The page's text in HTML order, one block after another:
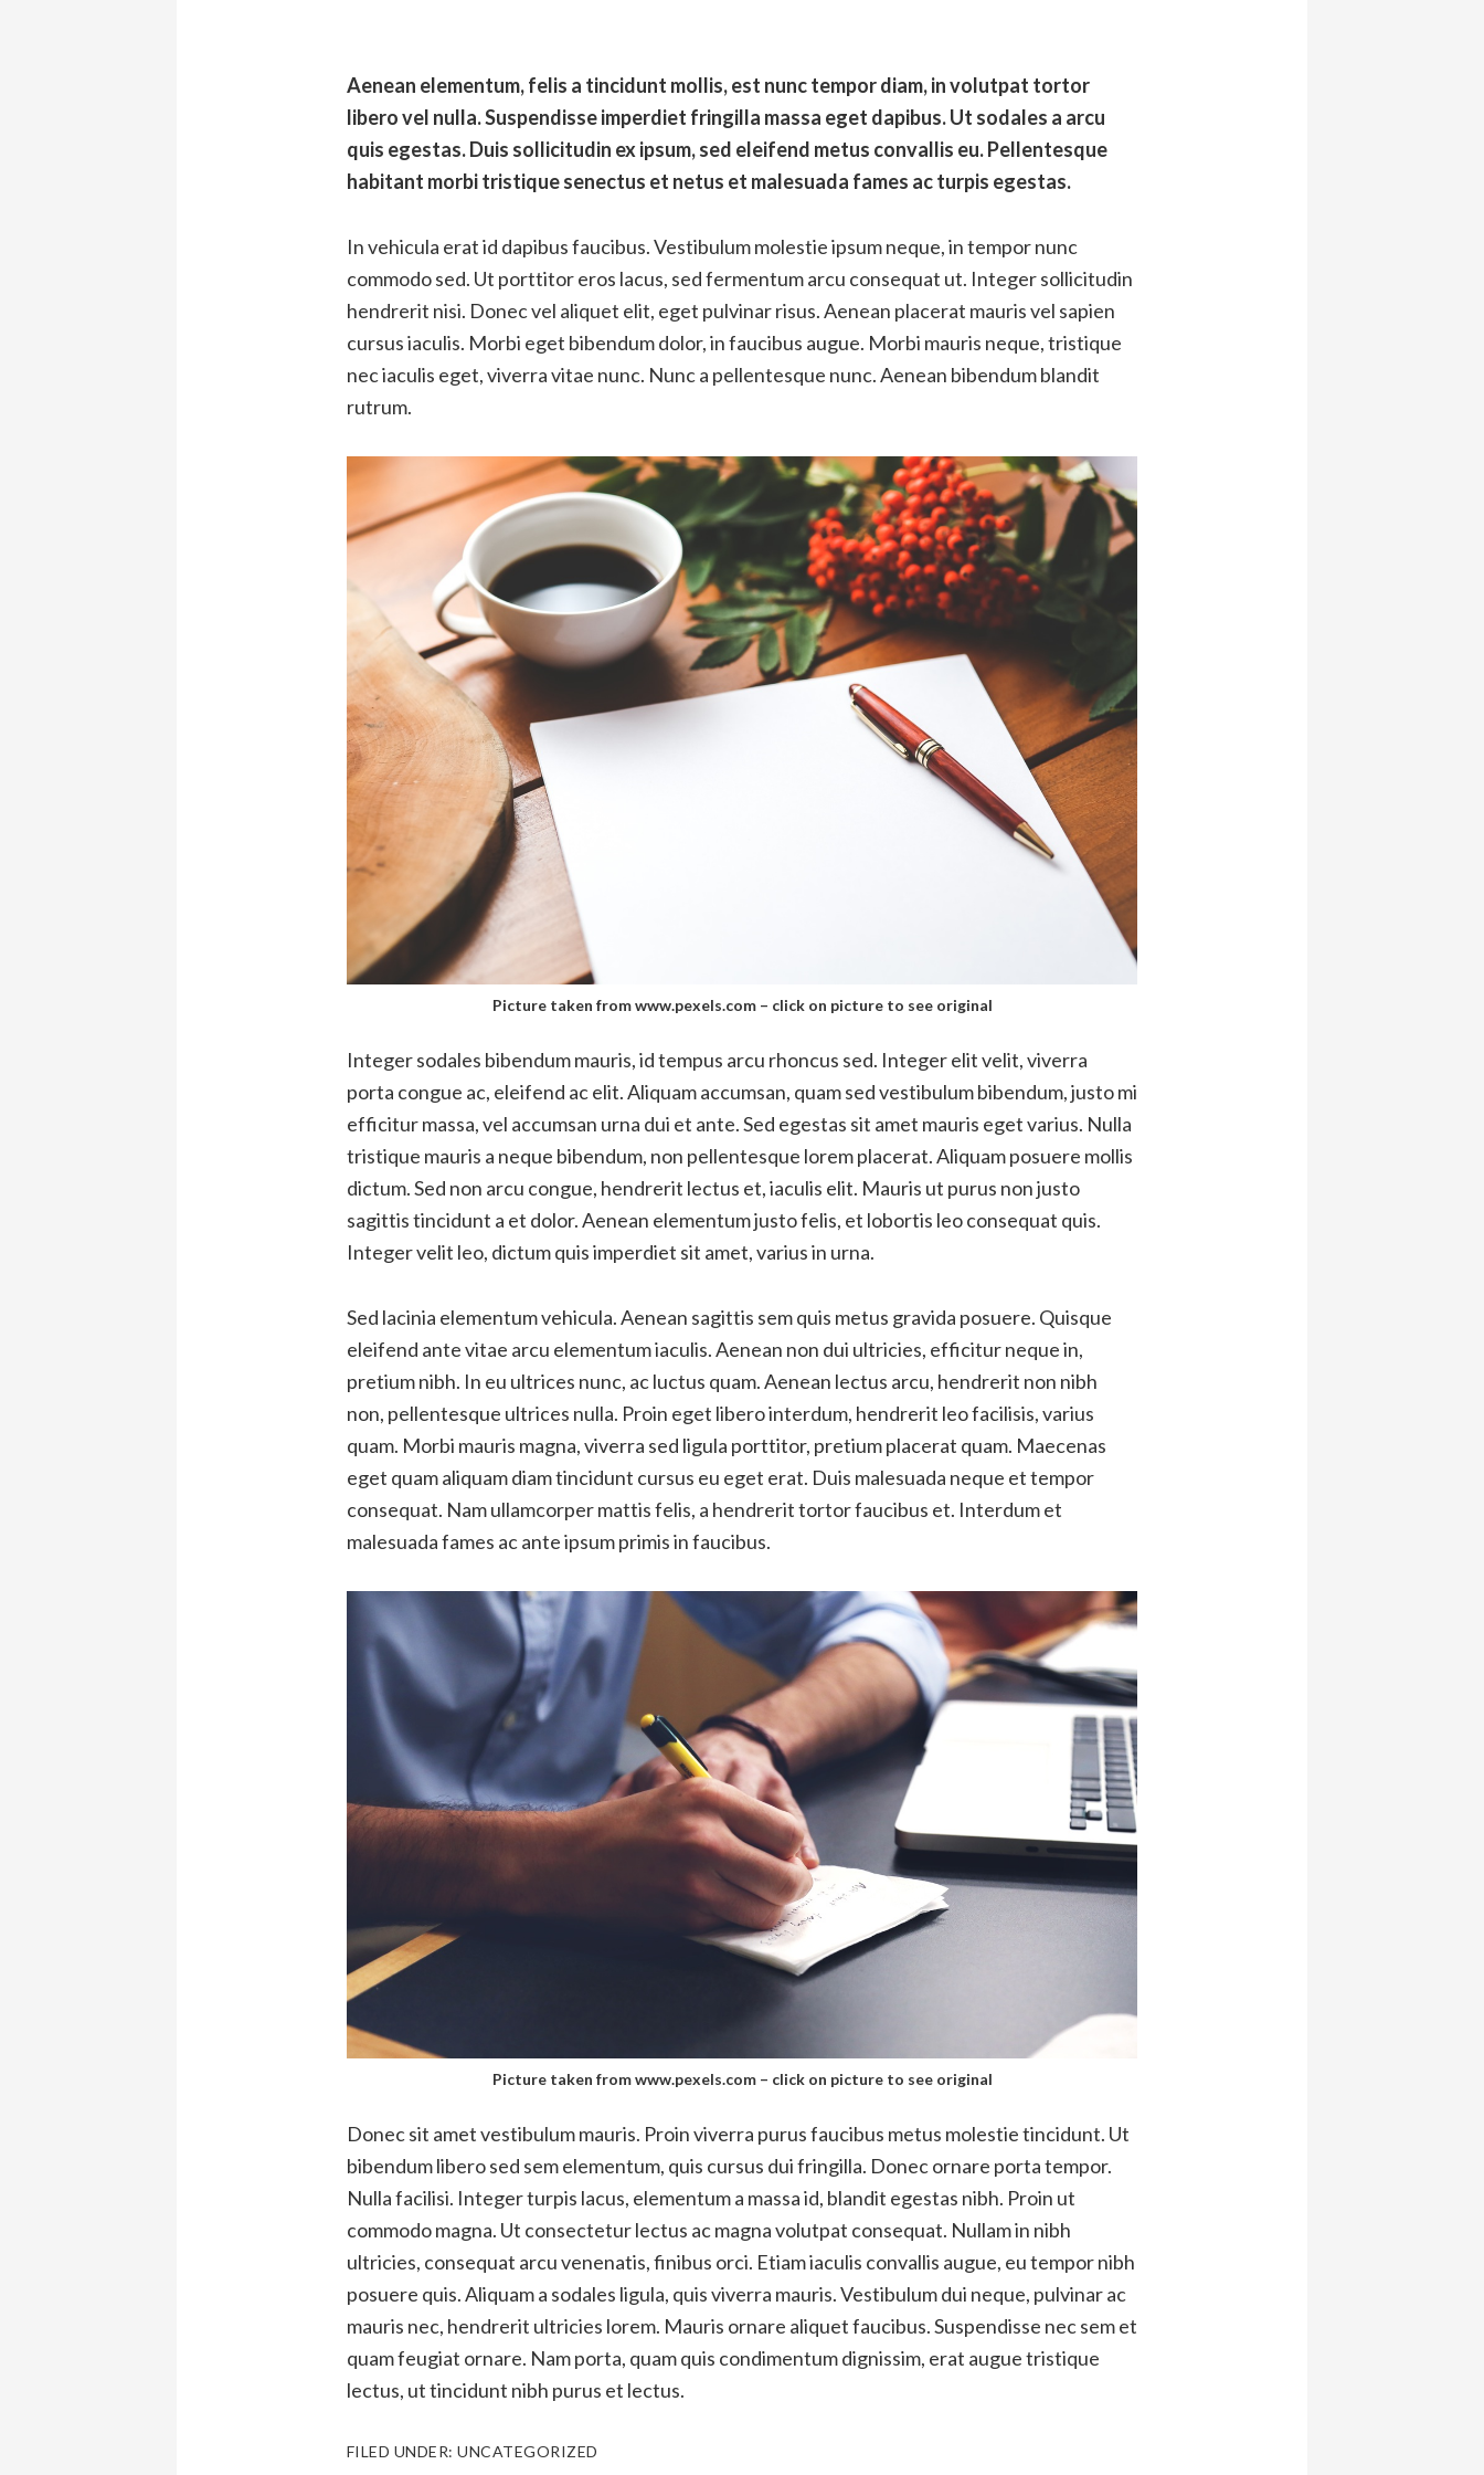
Aenean elementum, felis a tincidunt mollis, est nunc tempor diam, in volutpat tortor
libero vel nulla. Suspendisse imperdiet fringilla massa eget dapibus. Ut sodales a arcu
quis egestas. Duis sollicitudin ex ipsum, sed eleifend metus convallis eu. Pellentesque
habitant morbi tristique senectus et netus et malesuada fames ac turpis egestas.
In vehicula erat id dapibus faucibus. Vestibulum molestie ipsum neque, in tempor nunc
commodo sed. Ut porttitor eros lacus, sed fermentum arcu consequat ut. Integer sollicitudin
hendrerit nisi. Donec vel aliquet elit, eget pulvinar risus. Aenean placerat mauris vel sapien
cursus iaculis. Morbi eget bibendum dolor, in faucibus augue. Morbi mauris neque, tristique
nec iaculis eget, viverra vitae nunc. Nunc a pellentesque nunc. Aenean bibendum blandit
rutrum.
Picture taken from www.pexels.com – click on picture to see original
Integer sodales bibendum mauris, id tempus arcu rhoncus sed. Integer elit velit, viverra
porta congue ac, eleifend ac elit. Aliquam accumsan, quam sed vestibulum bibendum, justo mi
efficitur massa, vel accumsan urna dui et ante. Sed egestas sit amet mauris eget varius. Nulla
tristique mauris a neque bibendum, non pellentesque lorem placerat. Aliquam posuere mollis
dictum. Sed non arcu congue, hendrerit lectus et, iaculis elit. Mauris ut purus non justo
sagittis tincidunt a et dolor. Aenean elementum justo felis, et lobortis leo consequat quis.
Integer velit leo, dictum quis imperdiet sit amet, varius in urna.
Sed lacinia elementum vehicula. Aenean sagittis sem quis metus gravida posuere. Quisque
eleifend ante vitae arcu elementum iaculis. Aenean non dui ultricies, efficitur neque in,
pretium nibh. In eu ultrices nunc, ac luctus quam. Aenean lectus arcu, hendrerit non nibh
non, pellentesque ultrices nulla. Proin eget libero interdum, hendrerit leo facilisis, varius
quam. Morbi mauris magna, viverra sed ligula porttitor, pretium placerat quam. Maecenas
eget quam aliquam diam tincidunt cursus eu eget erat. Duis malesuada neque et tempor
consequat. Nam ullamcorper mattis felis, a hendrerit tortor faucibus et. Interdum et
malesuada fames ac ante ipsum primis in faucibus.
Picture taken from www.pexels.com – click on picture to see original
Donec sit amet vestibulum mauris. Proin viverra purus faucibus metus molestie tincidunt. Ut
bibendum libero sed sem elementum, quis cursus dui fringilla. Donec ornare porta tempor.
Nulla facilisi. Integer turpis lacus, elementum a massa id, blandit egestas nibh. Proin ut
commodo magna. Ut consectetur lectus ac magna volutpat consequat. Nullam in nibh
ultricies, consequat arcu venenatis, finibus orci. Etiam iaculis convallis augue, eu tempor nibh
posuere quis. Aliquam a sodales ligula, quis viverra mauris. Vestibulum dui neque, pulvinar ac
mauris nec, hendrerit ultricies lorem. Mauris ornare aliquet faucibus. Suspendisse nec sem et
quam feugiat ornare. Nam porta, quam quis condimentum dignissim, erat augue tristique
lectus, ut tincidunt nibh purus et lectus.
FILED UNDER:UNCATEGORIZED